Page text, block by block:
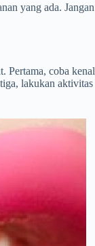
yang ada.
coba
lakukan